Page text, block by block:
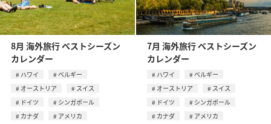
8月 海外旅行 ベストシーズン
カレンダー
ハワイ
ベルギー
オーストリア
スイス
ドイツ
シンガポール
カナダ
アメリカ
7月 海外旅行 ベストシーズン
カレンダー
ハワイ
ベルギー
オーストリア
スイス
ドイツ
シンガポール
カナダ
アメリカ